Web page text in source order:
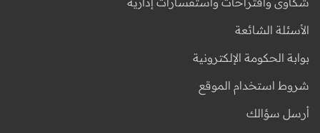
الأسئلة الشائعة
بوابة الحكومة الإلكترونية
شروط استخدام الموقع
أرسل سؤالك